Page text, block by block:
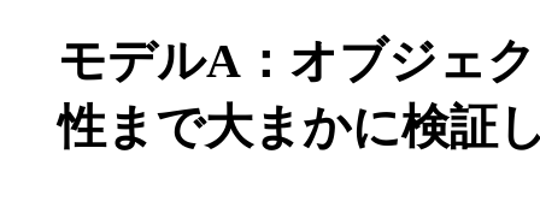
モデルA：オブジェ
性まで大まかに検証